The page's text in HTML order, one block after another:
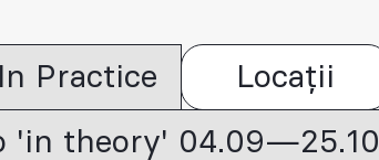
In Practice Locații
'in theory' 04.09—25.10